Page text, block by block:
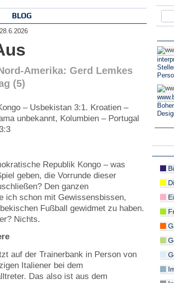
BLOG
28.6.2026
Amerika: Gerd Lemkes
(5)
– Usbekistan 3:1. Kroatien –
unbekannt, Kolumbien – Portugal
Republik Kongo – was
geben, die Vorrunde dieser
Den ganzen
ich schon mit Gewissensbissen,
Fußball gewidmet zu haben.
Nichts.
auf der Trainerbank in Person von
Italiener bei dem
Das also ist aus dem